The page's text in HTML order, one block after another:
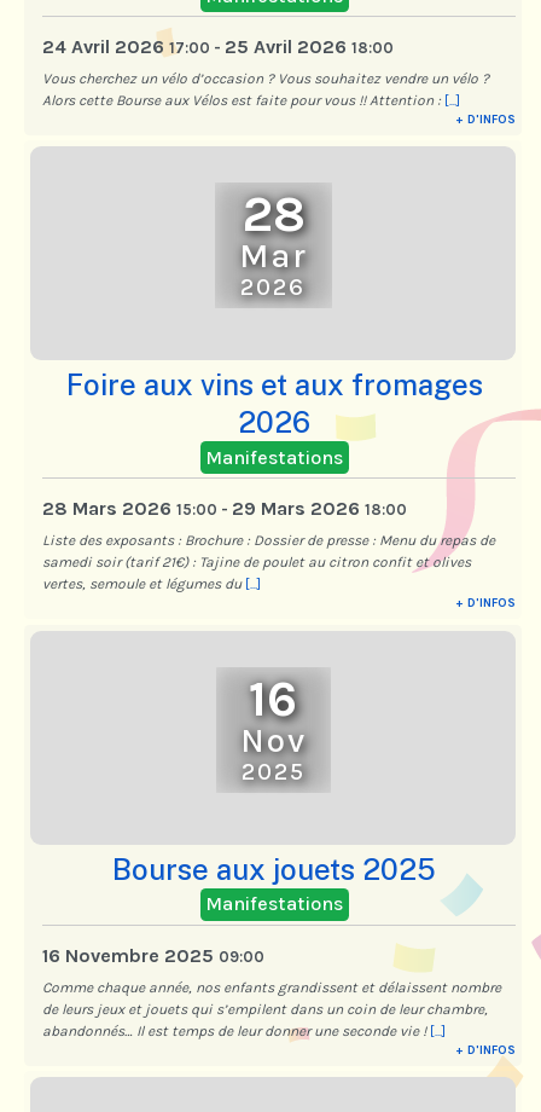
24 Avril 2026 17:00 - 25 Avril 2026 18:00
Vous cherchez un vélo d’occasion ? Vous souhaitez vendre un vélo ?
Alors cette Bourse aux Vélos est faite pour vous !! Attention : [...]
+ D'INFOS
28
Mar
2026
Foire aux vins et aux fromages
2026
Manifestations
28 Mars 2026 15:00 - 29 Mars 2026 18:00
Liste des exposants : Brochure : Dossier de presse : Menu du repas de
samedi soir (tarif 21€) : Tajine de poulet au citron confit et olives
vertes, semoule et légumes du [...]
+ D'INFOS
16
Nov
2025
Bourse aux jouets 2025
Manifestations
16 Novembre 2025 09:00
Comme chaque année, nos enfants grandissent et délaissent nombre
de leurs jeux et jouets qui s’empilent dans un coin de leur chambre,
abandonnés… Il est temps de leur donner une seconde vie ! [...]
+ D'INFOS